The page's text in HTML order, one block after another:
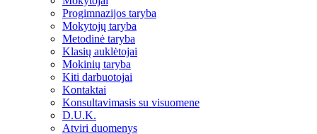
Progimnazijos taryba
Mokytojų taryba
Metodinė taryba
Klasių auklėtojai
Mokinių taryba
Kiti darbuotojai
Kontaktai
Konsultavimasis su visuomene
D.U.K.
Atviri duomenys